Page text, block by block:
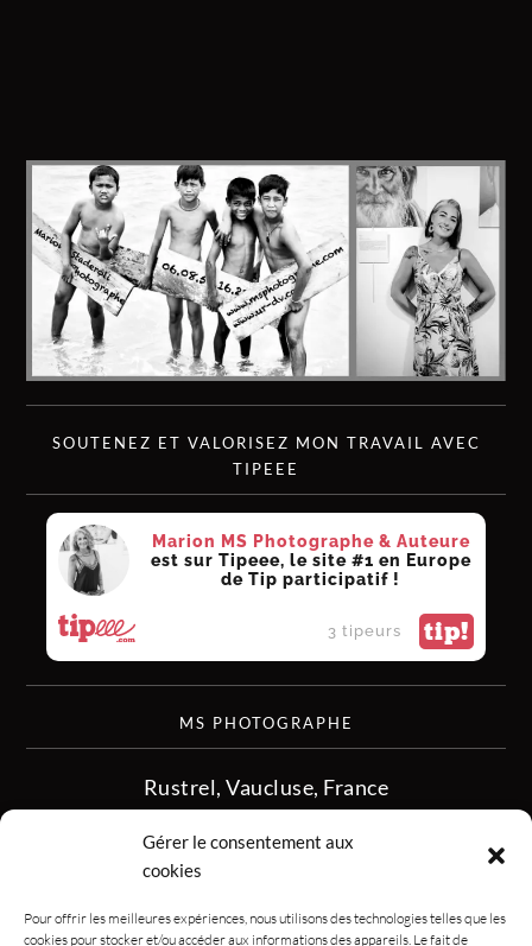
Gérer le consentement aux
cookies
Pour offrir les meilleures expériences, nous utilisons des technologies telles que les
cookies pour stocker et/ou accéder aux informations des appareils. Le fait de
SOUTENEZ ET VALORISEZ MON TRAVAIL AVEC
TIPEEE
Marion MS Photographe & Auteure
est sur Tipeee, le site #1 en Europe
de Tip participatif !
3 tipeurs tip!
MS PHOTOGRAPHE
Rustrel, Vaucluse, France
06.08.50.16.28
contact.msphotographe (at) gmail.com